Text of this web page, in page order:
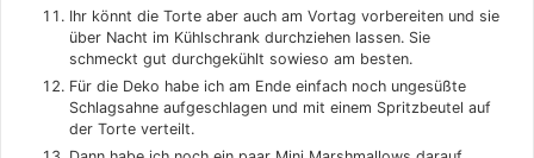
Ihr könnt die Torte aber auch am Vortag vorbereiten und sie
über Nacht im Kühlschrank durchziehen lassen. Sie
schmeckt gut durchgekühlt sowieso am besten.
Für die Deko habe ich am Ende einfach noch ungesüßte
Schlagsahne aufgeschlagen und mit einem Spritzbeutel auf
der Torte verteilt.